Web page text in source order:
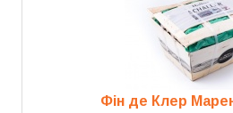
Фін де Клер